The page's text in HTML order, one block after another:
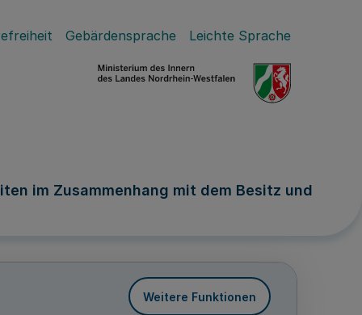
Gebärdensprache Leichte Sprache
im Zusammenhang mit dem Besitz und
Weitere Funktionen